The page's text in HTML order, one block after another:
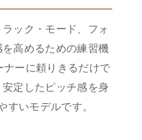
ック・モード、フォ
高めるための練習機
ナーに頼りきるだけで
定したピッチ感を身
すいモデルです。